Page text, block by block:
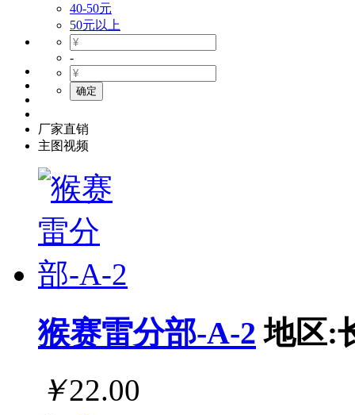
40-50元
50元以上
-
厂家直销
主图视频
猴赛雷分部-A-2 地区:
￥22.00